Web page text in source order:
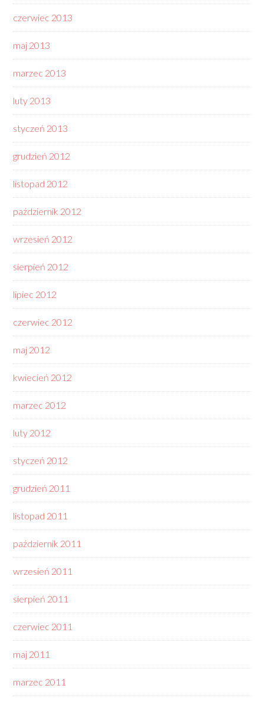
czerwiec 2013
maj 2013
marzec 2013
luty 2013
styczeń 2013
grudzień 2012
listopad 2012
październik 2012
wrzesień 2012
sierpień 2012
lipiec 2012
czerwiec 2012
maj 2012
kwiecień 2012
marzec 2012
luty 2012
styczeń 2012
grudzień 2011
listopad 2011
październik 2011
wrzesień 2011
sierpień 2011
czerwiec 2011
maj 2011
marzec 2011